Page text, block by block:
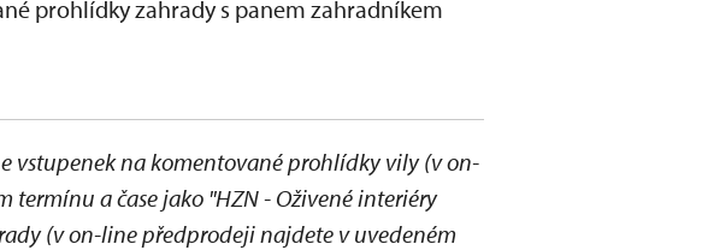
prohlídky zahrady s panem zahradníkem
vstupenek na komentované prohlídky vily (v on-
a čase jako "HZN - Oživené interiéry
(v on-line předprodeji najdete v uvedeném